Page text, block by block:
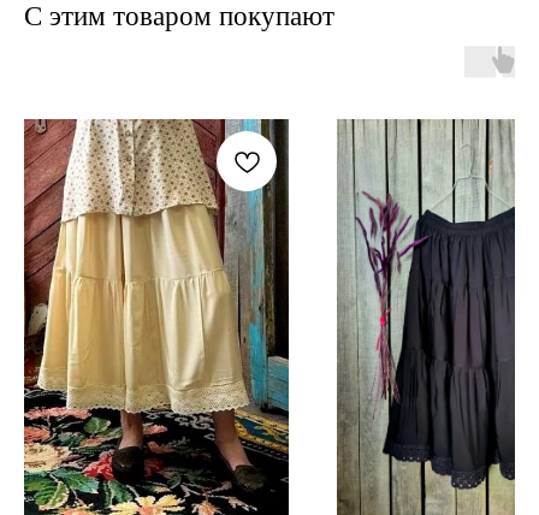
С этим товаром покупают